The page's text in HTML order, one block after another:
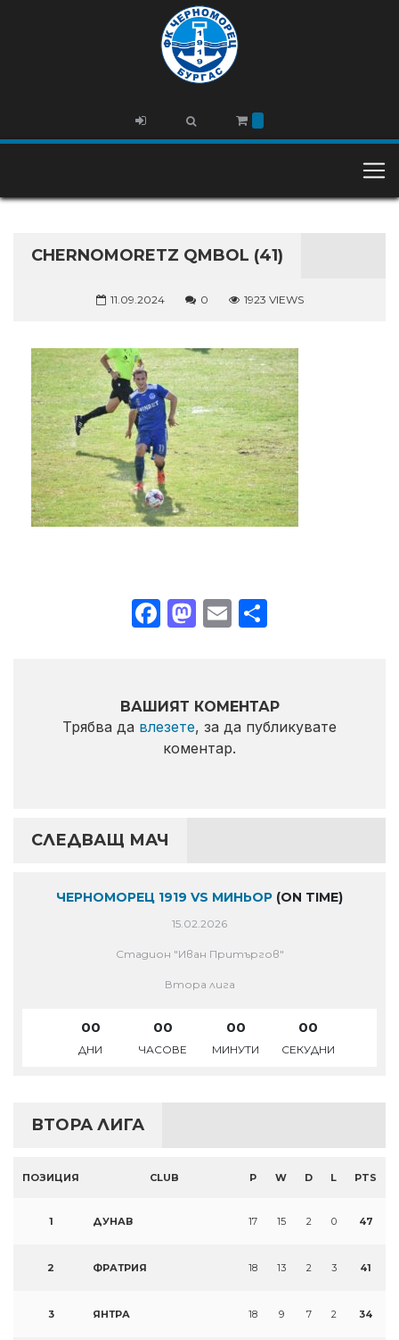
CHERNOMORETZ QMBOL (41)
11.09.2024 0 1923 VIEWS
Facebook
Mastodon
Email
ВАШИЯТ КОМЕНТАР
Трябва да влезете, за да публикувате
коментар.
СЛЕДВАЩ МАЧ
ЧЕРНОМОРЕЦ 1919 VS МИНЬОР (ON TIME)
15.02.2026
Стадион "Иван Притъргов"
Втора лига
00
ДНИ
00
ЧАСОВЕ
00
МИНУТИ
00
СЕКУДНИ
ВТОРА ЛИГА
ПОЗИЦИЯ CLUB P W D L PTS
1 ДУНАВ 17 15 2 0 47
2 ФРАТРИЯ 18 13 2 3 41
3 ЯНТРА 18 9 7 2 34